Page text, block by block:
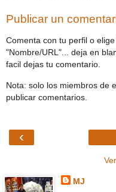
Publicar un
Comenta con tu perfil o
"Nombre/URL"... deja en
facil dejas tu comentario.
Nota: solo los miembros de
publicar comentarios.
‹
MJ